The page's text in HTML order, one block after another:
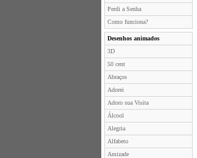
Perdi a Senha
Como funciona?
Desenhos animados
3D
50 cent
Abraços
Adorei
Adoro sua Visita
Álcool
Alegria
Alfabeto
Amizade